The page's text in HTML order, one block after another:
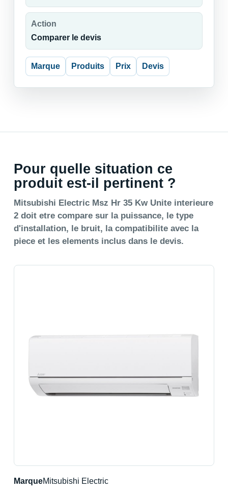
Action
Comparer le devis
Marque Produits Prix Devis
Pour quelle situation ce
produit est-il pertinent ?
Mitsubishi Electric Msz Hr 35 Kw Unite interieure
2 doit etre compare sur la puissance, le type
d'installation, le bruit, la compatibilite avec la
piece et les elements inclus dans le devis.
MarqueMitsubishi Electric